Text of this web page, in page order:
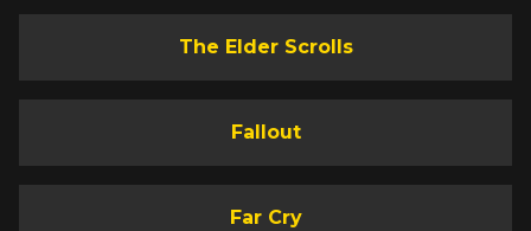
The Elder Scrolls
Fallout
Far Cry